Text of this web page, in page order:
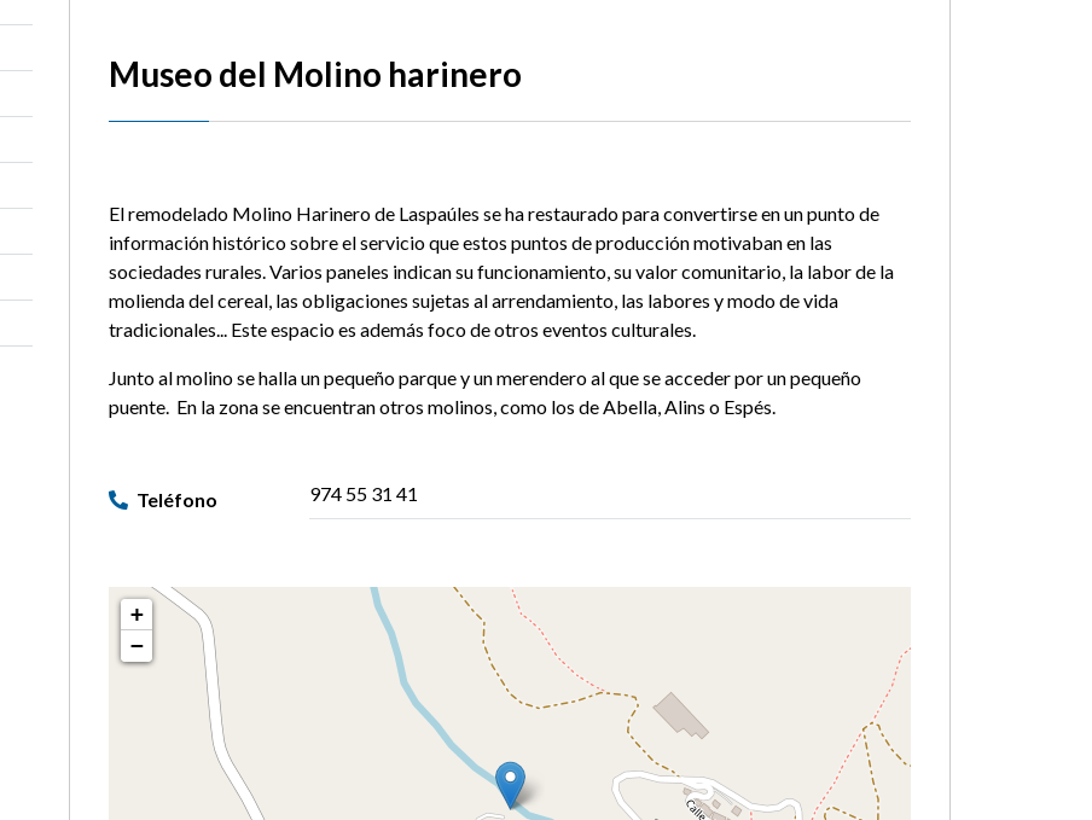
Museo del Molino harinero
El remodelado Molino Harinero de Laspaúles se ha restaurado para convertirse en un punto de
información histórico sobre el servicio que estos puntos de producción motivaban en las
sociedades rurales. Varios paneles indican su funcionamiento, su valor comunitario, la labor de la
molienda del cereal, las obligaciones sujetas al arrendamiento, las labores y modo de vida
tradicionales... Este espacio es además foco de otros eventos culturales.
Junto al molino se halla un pequeño parque y un merendero al que se acceder por un pequeño
puente. En la zona se encuentran otros molinos, como los de Abella, Alins o Espés.
Teléfono 974 55 31 41
+
−